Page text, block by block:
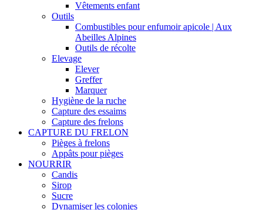
Vêtements enfant
Outils
Combustibles pour enfumoir apicole | Aux
Abeilles Alpines
Outils de récolte
Elevage
Elever
Greffer
Marquer
Hygiène de la ruche
Capture des essaims
Capture des frelons
CAPTURE DU FRELON
Pièges à frelons
Appâts pour pièges
NOURRIR
Candis
Sirop
Sucre
Dynamiser les colonies